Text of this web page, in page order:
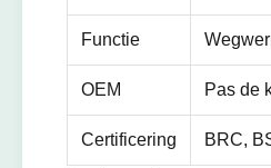
Functie
OEM Pas de
Certificering BRC,